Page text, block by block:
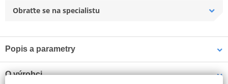
Obraťte se na specialistu
Popis a parametry
dealer značky JMP
O výrobci